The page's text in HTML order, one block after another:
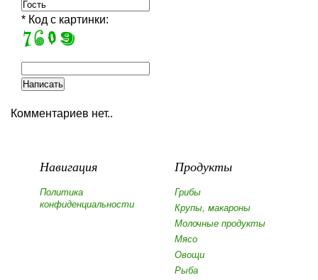
* Код с картинки:
Комментариев нет..
Навигация
Политика
конфиденциальности
Продукты
Грибы
Крупы, макароны
Молочные продукты
Мясо
Овощи
Рыба